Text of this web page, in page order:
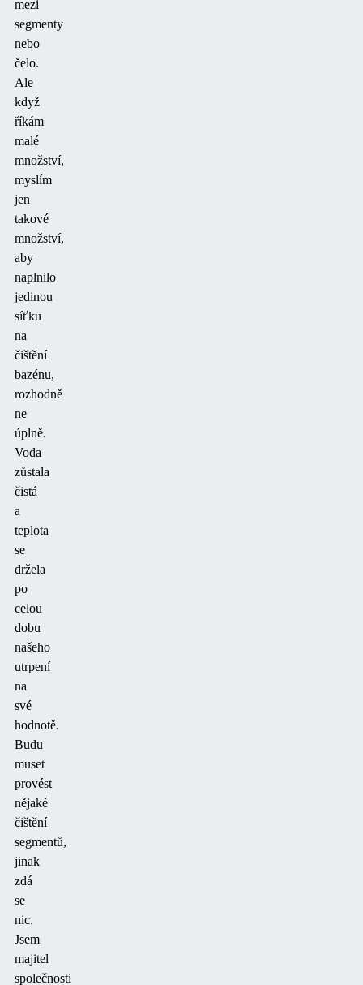
mezi
segmenty
nebo
čelo.
Ale
když
říkám
malé
množství,
myslím
jen
takové
množství,
aby
naplnilo
jedinou
síťku
na
čištění
bazénu,
rozhodně
ne
úplně.
Voda
zůstala
čistá
a
teplota
se
držela
po
celou
dobu
našeho
utrpení
na
své
hodnotě.
Budu
muset
provést
nějaké
čištění
segmentů,
jinak
zdá
se
nic.
Jsem
majitel
společnosti